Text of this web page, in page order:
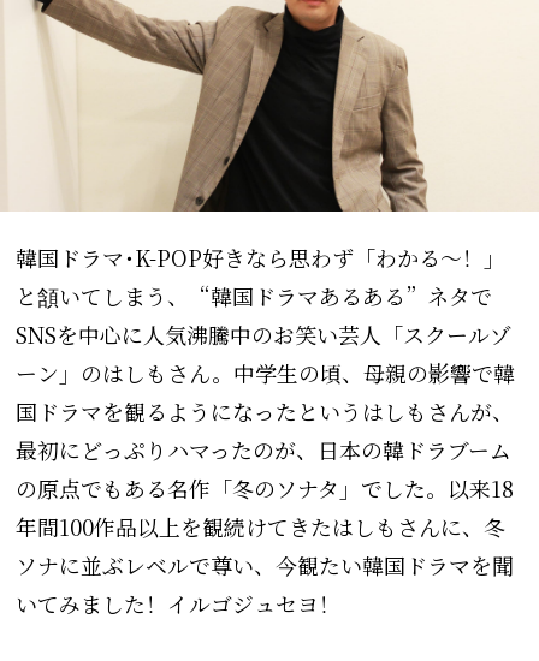
韓国ドラマ･K-POP好きなら思わず「わかる〜！」
と頷いてしまう、“韓国ドラマあるある”ネタで
SNSを中心に人気沸騰中のお笑い芸人「スクールゾ
ーン」のはしもさん。中学生の頃、母親の影響で韓
国ドラマを観るようになったというはしもさんが、
最初にどっぷりハマったのが、日本の韓ドラブーム
の原点でもある名作「冬のソナタ」でした。以来18
年間100作品以上を観続けてきたはしもさんに、冬
ソナに並ぶレベルで尊い、今観たい韓国ドラマを聞
いてみました！イルゴジュセヨ！